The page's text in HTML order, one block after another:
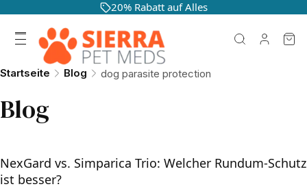
20% Rabatt auf Alles
Startseite Blog dog parasite protection
Blog
NexGard vs. Simparica Trio: Welcher Rundum-Schutz
ist besser?